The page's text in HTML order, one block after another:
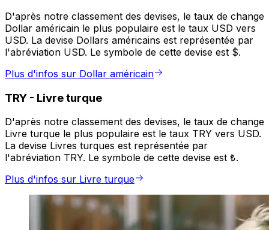
D'après notre classement des devises, le taux de change
Dollar américain le plus populaire est le taux USD vers
USD. La devise Dollars américains est représentée par
l'abréviation USD. Le symbole de cette devise est $.
Plus d'infos sur Dollar américain
TRY - Livre turque
D'après notre classement des devises, le taux de change
Livre turque le plus populaire est le taux TRY vers USD.
La devise Livres turques est représentée par
l'abréviation TRY. Le symbole de cette devise est ₺.
Plus d'infos sur Livre turque